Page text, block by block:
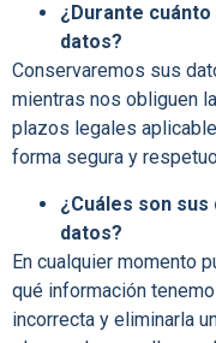
¿Durante
datos?
Conservaremos sus
mientras nos obliguen
plazos legales
forma segura y
¿Cuáles son
datos?
En cualquier momento
qué información
incorrecta y eliminarla